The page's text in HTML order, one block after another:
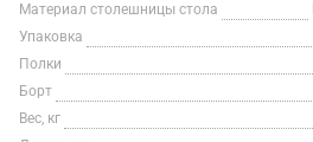
Материал столешницы стола
Упаковка
Полки
Борт
Вес, кг